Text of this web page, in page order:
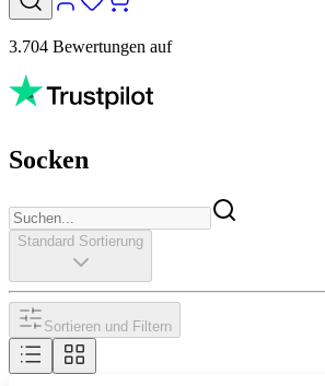
3.704 Bewertungen auf
Socken
Standard Sortierung
Sortieren und Filtern